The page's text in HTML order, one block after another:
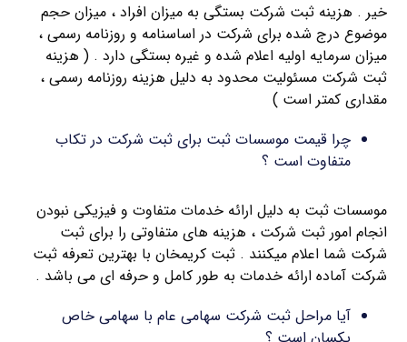
خیر . هزینه ثبت شرکت بستگی به میزان افراد ، میزان حجم
موضوع درج شده برای شرکت در اساسنامه و روزنامه رسمی ،
میزان سرمایه اولیه اعلام شده و غیره بستگی دارد . ( هزینه
ثبت شرکت مسئولیت محدود به دلیل هزینه روزنامه رسمی ،
مقداری کمتر است )
چرا قیمت موسسات ثبت برای ثبت شرکت در تكاب
متفاوت است ؟
موسسات ثبت به دلیل ارائه خدمات متفاوت و فیزیکی نبودن
انجام امور ثبت شرکت ، هزینه های متفاوتی را برای ثبت
شرکت شما اعلام میکنند . ثبت کریمخان با بهترین تعرفه ثبت
شرکت آماده ارائه خدمات به طور کامل و حرفه ای می باشد .
آیا مراحل ثبت شرکت سهامی عام با سهامی خاص